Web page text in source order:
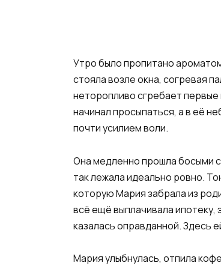
Утро было пропитано
стояла возле окна, согревая
неторопливо сгребает первые
начинал просыпаться, а в её
почти усилием воли.
Она медленно прошла босыми
так лежала идеально ровно.
которую Мария забрала из
всё ещё выплачивала ипотеку,
казалась оправданной. Здесь
Мария улыбнулась, отпила